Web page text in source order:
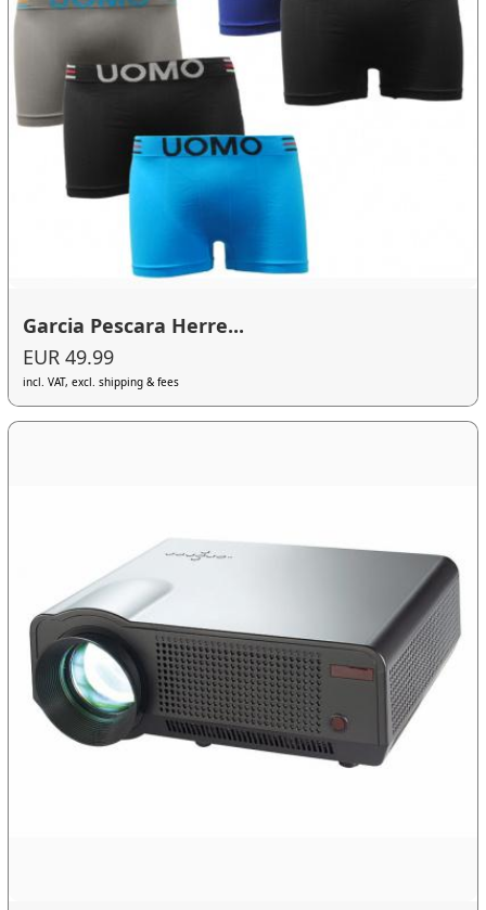
Garcia Pescara Herre...
EUR 49.99
incl. VAT, excl. shipping & fees